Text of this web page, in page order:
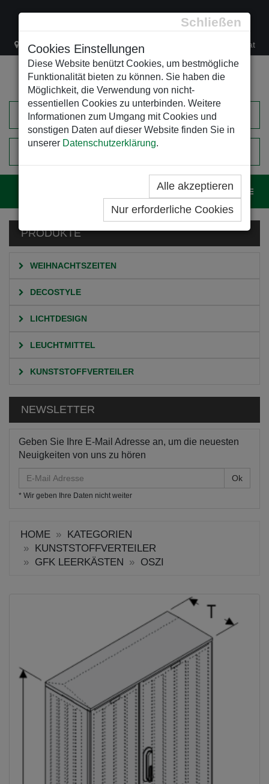
Schließen
Cookies Einstellungen
Diese Website benützt Cookies, um bestmögliche
Funktionalität bieten zu können. Sie haben die
Möglichkeit, die Verwendung von nicht-
essentiellen Cookies zu unterbinden. Weitere
Informationen zum Umgang mit Cookies und
sonstigen Daten auf dieser Website finden Sie in
unserer Datenschutzerklärung.
Alle akzeptieren
Nur erforderliche Cookies
Lacknergasse 78 +43/1/470 37 00 office@leso.at
EINKAUFSWAGEN
PRODUKTE
WEIHNACHTSZEITEN
DECOSTYLE
LICHTDESIGN
LEUCHTMITTEL
KUNSTSTOFFVERTEILER
NEWSLETTER
Geben Sie Ihre E-Mail Adresse an, um die neuesten
Neuigkeiten von uns zu hören
Mail
Adresse
* Wir geben Ihre Daten nicht weiter
HOME
KATEGORIEN
KUNSTSTOFFVERTEILER
GFK LEERKÄSTEN
OSZI